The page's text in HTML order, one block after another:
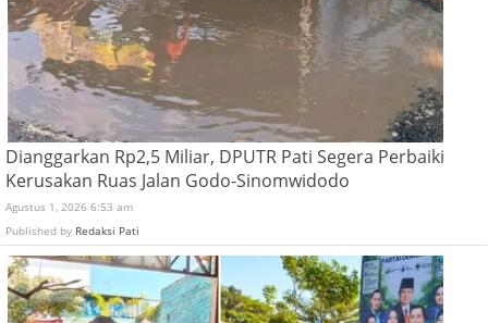
Dianggarkan Rp2,5 Miliar, DPUTR Pati Segera Perbaiki
Kerusakan Ruas Jalan Godo-Sinomwidodo
Agustus 1, 2026 6:53 am
Published by Redaksi Pati